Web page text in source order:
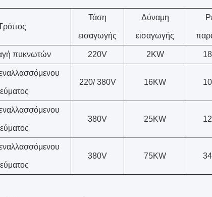
Τάση
εισαγωγής
Δύναμη
εισαγωγής
πυκνωτών 220V 2KW
220/ 380V 16KW
380V 25KW
380V 75KW